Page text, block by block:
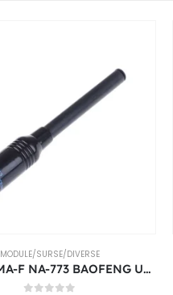
MODULE/SURSE/DIVERSE
Antena SMA-F NA-773 BAOFENG UV-5R/82/B5/B6 888S UHF+VHF telescopica